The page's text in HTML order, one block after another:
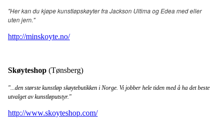
"Her kan du kjøpe kunstløpskøyter fra Jackson Ultima og Edea med eller
uten jern."
http://minskoyte.no/
Skøyteshop (Tønsberg)
"...den største kunstløp skøytebutikken i Norge. Vi jobber hele tiden med å ha det beste
utvalget av kunstløputstyr."
http://www.skoyteshop.com/